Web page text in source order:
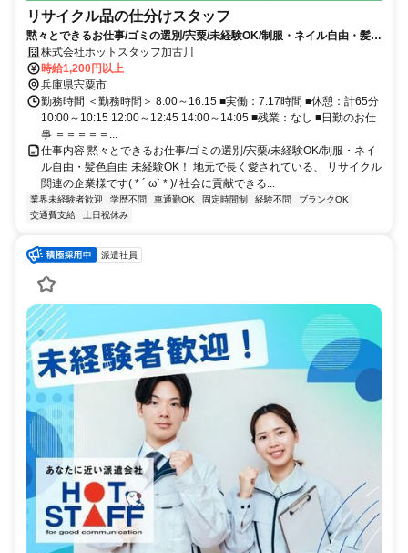
リサイクル品の仕分けスタッフ
黙々とできるお仕事/ゴミの選別/宍粟/未経験OK/制服・ネイル自由・髪色
自由株式会社ホットスタッフ加古川
時給1,200円以上
兵庫県宍粟市
勤務時間 ＜勤務時間＞ 8:00～16:15 ■実働：7.17時間 ■休憩：計65分
10:00～10:15 12:00～12:45 14:00～14:05 ■残業：なし ■日勤のお仕
事 ＝＝＝＝＝...
仕事内容 黙々とできるお仕事/ゴミの選別/宍粟/未経験OK/制服・ネイ
ル自由・髪色自由 未経験OK！ 地元で長く愛されている、 リサイクル
関連の企業様です( * ´ ω` * )/ 社会に貢献できる...
業界未経験者歓迎 学歴不問 車通勤OK 固定時間制 経験不問
ブランクOK
交通費支給
土日祝休み
派遣社員